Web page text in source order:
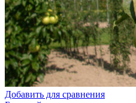
Добавить для сравнения